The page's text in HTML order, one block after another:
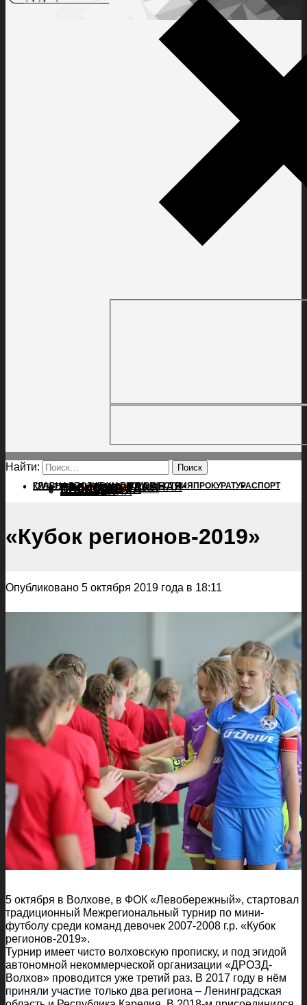
Найти:
ГЛАВНАЯПОЛИТИКАПРОИСШЕСТВИЯ ПРОКУРАТУРАСПОРТ
КУЛЬТУРАПОСЕЛЕНИЯГЛАВНАЯ
ПОЛИТИКА
ПРОИСШЕСТВИЯ
ПРОКУРАТУРА
СПОРТ
КУЛЬТУРА
ПОСЕЛЕНИЯ
«Кубок регионов-2019»
Опубликовано 5 октября 2019 года в 18:11
5 октября в Волхове, в ФОК «Левобережный», стартовал
традиционный Межрегиональный турнир по мини-
футболу среди команд девочек 2007-2008 г.р. «Кубок
регионов-2019».
Турнир имеет чисто волховскую прописку, и под эгидой
автономной некоммерческой организации «ДРОЗД-
Волхов» проводится уже третий раз. В 2017 году в нём
приняли участие только два региона – Ленинградская